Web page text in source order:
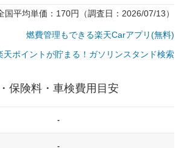
な車体のサイズの目安
平均単価：170円（調査日：2026/07/13）
燃費管理もできる楽天Carアプリ(無料)
天ポイントが貯まる！ガソリンスタンド検索
保険料・車検費用目安
-
-